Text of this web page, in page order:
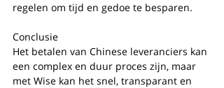
regelen om tijd en gedoe te besparen.
Conclusie
Het betalen van Chinese leveranciers kan
een complex en duur proces zijn, maar
met Wise kan het snel, transparant en